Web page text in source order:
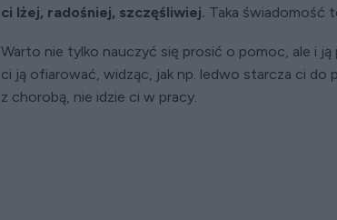
ci lżej, radośniej, szczęśliwiej. Taka świadomość
Warto nie tylko nauczyć się prosić o pomoc, ale i
ci ją ofiarować, widząc, jak np. ledwo starcza ci do
z chorobą, nie idzie ci w pracy.